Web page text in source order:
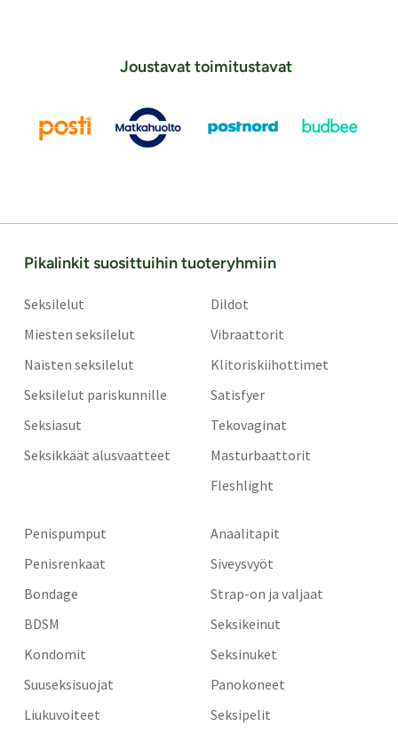
Joustavat toimitustavat
Pikalinkit suosittuihin tuoteryhmiin
Seksilelut
Miesten seksilelut
Naisten seksilelut
Seksilelut pariskunnille
Seksiasut
Seksikkäät alusvaatteet
Dildot
Vibraattorit
Klitoriskiihottimet
Satisfyer
Tekovaginat
Masturbaattorit
Fleshlight
Penispumput
Penisrenkaat
Bondage
BDSM
Kondomit
Suuseksisuojat
Liukuvoiteet
Anaalitapit
Siveysvyöt
Strap-on ja valjaat
Seksikeinut
Seksinuket
Panokoneet
Seksipelit